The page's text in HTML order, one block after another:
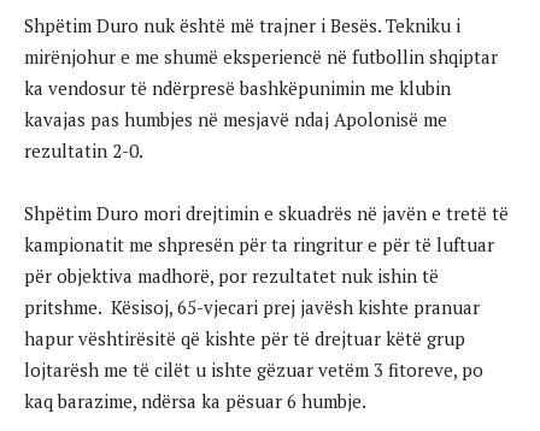
Shpëtim Duro nuk është më trajner i Besës. Tekniku i
mirënjohur e me shumë eksperiencë në futbollin shqiptar
ka vendosur të ndërpresë bashkëpunimin me klubin
kavajas pas humbjes në mesjavë ndaj Apolonisë me
rezultatin 2-0.
Shpëtim Duro mori drejtimin e skuadrës në javën e tretë të
kampionatit me shpresën për ta ringritur e për të luftuar
për objektiva madhorë, por rezultatet nuk ishin të
pritshme. Kësisoj, 65-vjecari prej javësh kishte pranuar
hapur vështirësitë që kishte për të drejtuar këtë grup
lojtarësh me të cilët u ishte gëzuar vetëm 3 fitoreve, po
kaq barazime, ndërsa ka pësuar 6 humbje.